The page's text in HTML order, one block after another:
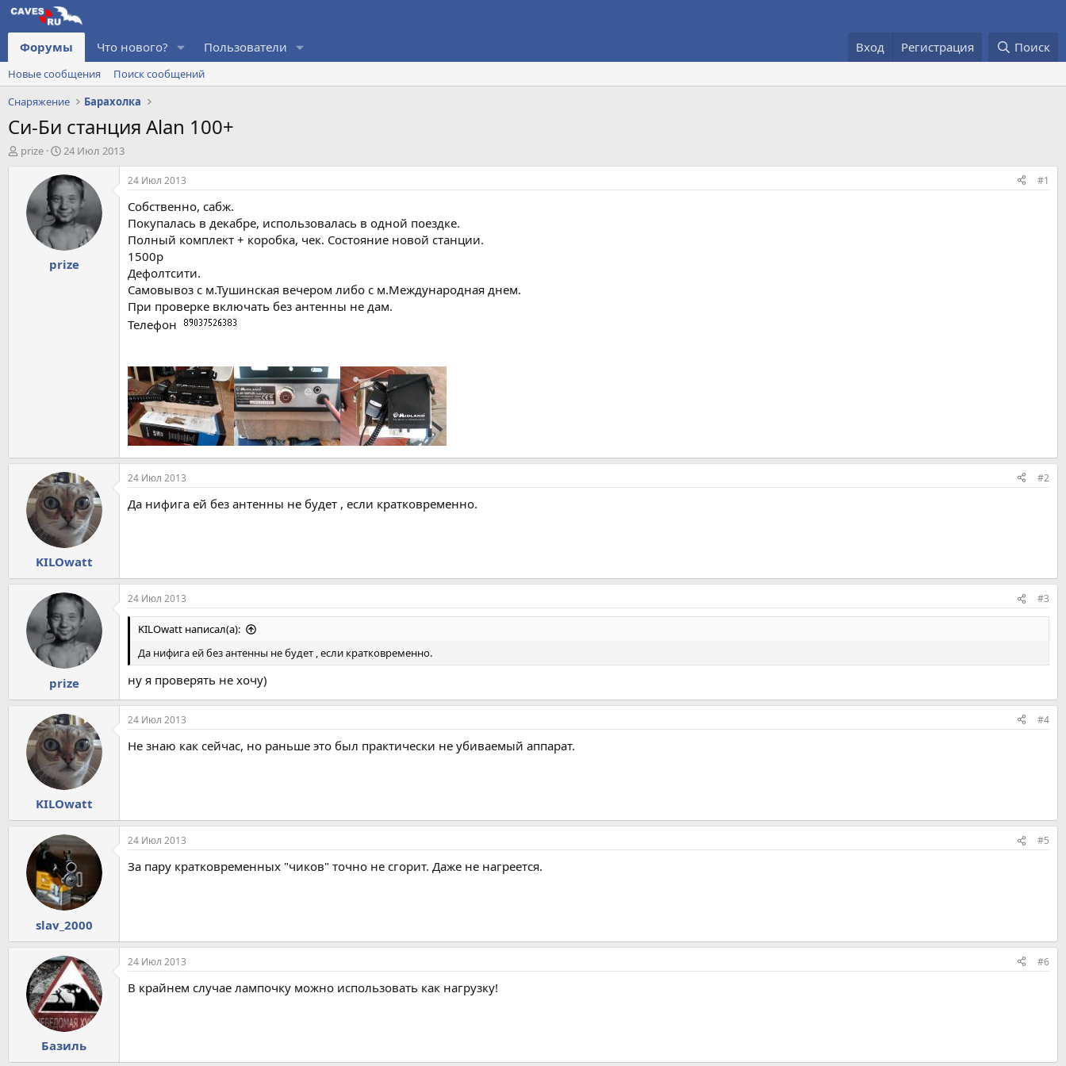
Форумы Что нового? Пользователи Вход Регистрация Поиск
Новые сообщения
Поиск сообщений
Снаряжение
Барахолка
Си-Би станция Alan 100+
А
prize
Д
т
а
н
а
ч
а
л
24 Июл 2013
prize
24 Июл 2013 #1
Собственно, сабж.
Покупалась в декабре, использовалась в одной поездке.
Полный комплект + коробка, чек. Состояние новой станции.
1500р
Дефолтсити.
Самовывоз с м.Тушинская вечером либо с м.Международная днем.
При проверке включать без антенны не дам.
Телефон
KILOwatt
24 Июл 2013 #2
Да нифига ей без антенны не будет , если кратковременно.
prize
24 Июл 2013 #3
KILOwatt написал(а):
Да нифига ей без антенны не будет , если кратковременно.
ну я проверять не хочу)
KILOwatt
24 Июл 2013 #4
Не знаю как сейчас, но раньше это был практически не убиваемый аппарат.
slav_2000
24 Июл 2013 #5
За пару кратковременных "чиков" точно не сгорит. Даже не нагреется.
Базиль
24 Июл 2013 #6
В крайнем случае лампочку можно использовать как нагрузку!